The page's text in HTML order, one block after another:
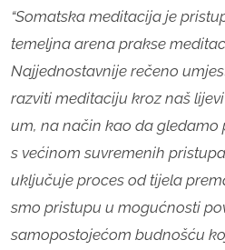
“Somatska meditacija je
temeljna arena prakse
Najjednostavnije rečeno
razviti meditaciju kroz naš
um, na način kao da gledamo
s većinom suvremenih
uključuje proces od tijela
smo pristupu u mogućnosti
samopostojećom budnošću